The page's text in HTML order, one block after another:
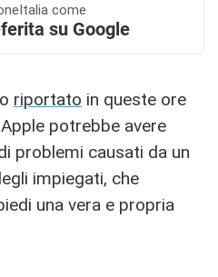
come
su Google
riportato in queste ore
potrebbe avere
problemi causati da un
impiegati, che
una vera e propria